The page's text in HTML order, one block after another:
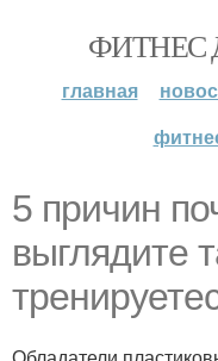
ФИТНЕС
главная
5 причин
выглядите